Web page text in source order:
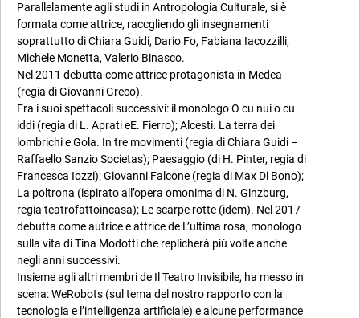
Parallelamente agli studi in Antropologia Culturale, si è
formata come attrice, raccgliendo gli insegnamenti
soprattutto di Chiara Guidi, Dario Fo, Fabiana Iacozzilli,
Michele Monetta, Valerio Binasco.
Nel 2011 debutta come attrice protagonista in Medea
(regia di Giovanni Greco).
Fra i suoi spettacoli successivi: il monologo O cu nui o cu
iddi (regia di L. Aprati eE. Fierro); Alcesti. La terra dei
lombrichi e Gola. In tre movimenti (regia di Chiara Guidi –
Raffaello Sanzio Societas); Paesaggio (di H. Pinter, regia di
Francesca Iozzi); Giovanni Falcone (regia di Max Di Bono);
La poltrona (ispirato all’opera omonima di N. Ginzburg,
regia teatrofattoincasa); Le scarpe rotte (idem). Nel 2017
debutta come autrice e attrice de L’ultima rosa, monologo
sulla vita di Tina Modotti che replicherà più volte anche
negli anni successivi.
Insieme agli altri membri de Il Teatro Invisibile, ha messo in
scena: WeRobots (sul tema del nostro rapporto con la
tecnologia e l’intelligenza artificiale) e alcune performance